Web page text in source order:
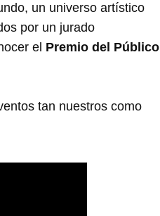
un universo artístico
por un jurado
el Premio del Público
tan nuestros como